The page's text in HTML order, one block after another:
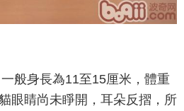
身長為11至15厘米，體重
眼睛尚未睜開，耳朵反摺，所